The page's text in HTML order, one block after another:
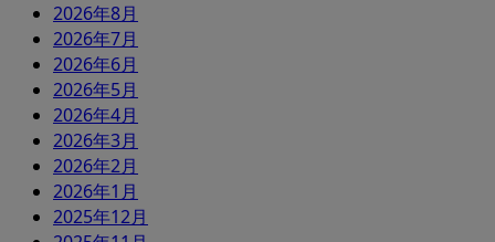
2026年8月
2026年7月
2026年6月
2026年5月
2026年4月
2026年3月
2026年2月
2026年1月
2025年12月